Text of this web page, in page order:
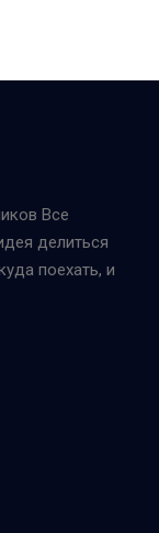
Все
делиться
поехать, и